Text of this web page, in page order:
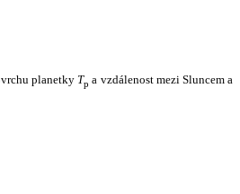
planetky Tp a vzdálenost mezi Sluncem a